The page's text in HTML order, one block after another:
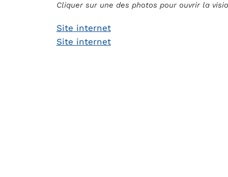
Cliquer sur une des photos pour ouvrir la
Site internet
Site internet